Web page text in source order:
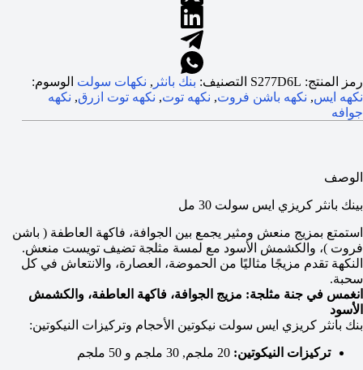
رمز المنتج: S277D6L التصنيف: بنك بانثر , نكهات سولت الوسوم:
نكهه ايس, نكهه باشن فروت, نكهه توت, نكهه توت ازرق, نكهه
جوافه
الوصف
بينك بانثر كريزي ايس سولت 30 مل
استمتع بمزيج منعش ومثير يجمع بين الجوافة، فاكهة العاطفة ( باشن
فروت )، والكشمش الأسود مع لمسة مثلجة تضيف تويست منعش.
النكهة تقدم مزيجًا مثاليًا من الحموضة، العصارة، والانتعاش في كل
سحبة.
انغمس في جنة مثلجة: مزيج الجوافة، فاكهة العاطفة، والكشمش
الأسود
بنك بانثر كريزي ايس سولت نيكوتين الأحجام وتركيزات النيكوتين:
تركيزات النيكوتين: